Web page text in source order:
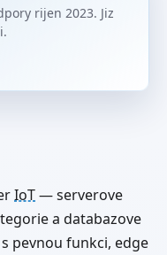
rijen 2023. Jiz
IoT— serverove
a databazove
pevnou funkci, edge